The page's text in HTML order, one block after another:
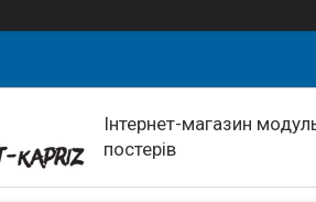
Інтернет-магазин
постерів